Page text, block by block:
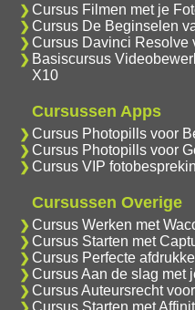
Cursus Filmen met je
Cursus De Beginselen
Cursus Davinci Resolve
Basiscursus
X10
Cursussen Apps
Cursus Photopills voor
Cursus Photopills voor
Cursus VIP
Cursussen Overige
Cursus Werken met
Cursus Starten met
Cursus Perfecte
Cursus Aan de slag met
Cursus Auteursrecht
Cursus Starten met